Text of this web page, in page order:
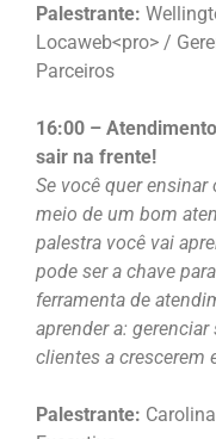
Palestrante:
Locaweb<pro> /
Parceiros
16:00 –
sair na frente!
Se você quer
meio de um bom
palestra você vai
pode ser a chave
ferramenta de
aprender a:
clientes a crescerem
Palestrante: